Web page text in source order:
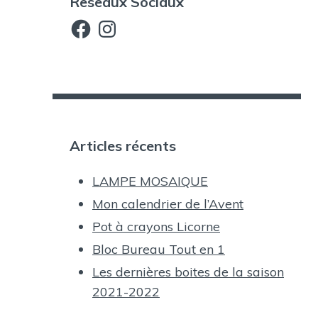
FacebookInstagram
Articles récents
LAMPE MOSAIQUE
Mon calendrier de l’Avent
Pot à crayons Licorne
Bloc Bureau Tout en 1
Les dernières boites de la saison
2021-2022